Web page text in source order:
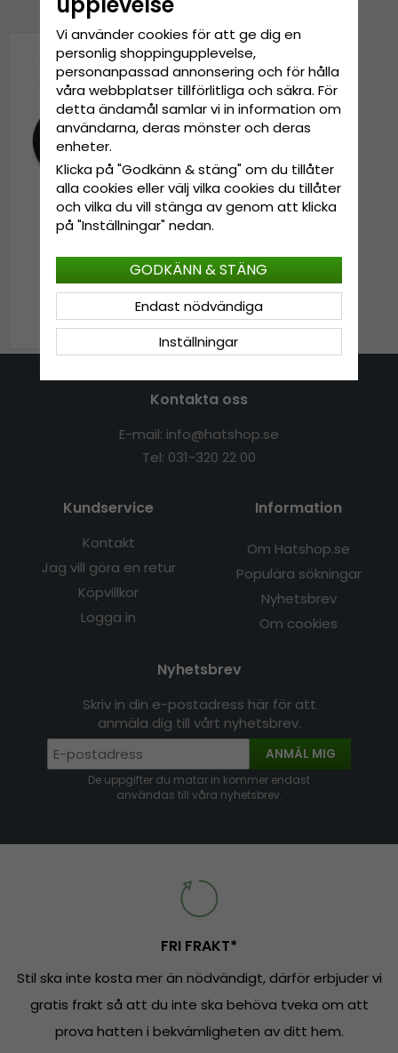
Hattar - Gårda Sassari
Wool Fedora (svart)
799 kr
Kontakta oss
E-mail: info@hatshop.se
Tel: 031-320 22 00
Kundservice
Kontakt
Jag vill göra en retur
Köpvillkor
Logga in
Information
Om Hatshop.se
Populära sökningar
Nyhetsbrev
Om cookies
Nyhetsbrev
Skriv in din e-postadress här för att
anmäla dig till vårt nyhetsbrev.
ANMÄL MIG
De uppgifter du matar in kommer endast
användas till våra nyhetsbrev.
FRI FRAKT*
Stil ska inte kosta mer än nödvändigt, därför erbjuder vi
gratis frakt så att du inte ska behöva tveka om att
prova hatten i bekvämligheten av ditt hem.
Vi använder cookies för att ge dig en
personlig shoppingupplevelse,
personanpassad annonsering och för hålla
våra webbplatser tillförlitliga och säkra. För
detta ändamål samlar vi in information om
användarna, deras mönster och deras
enheter.
Klicka på "Godkänn & stäng" om du tillåter
alla cookies eller välj vilka cookies du tillåter
och vilka du vill stänga av genom att klicka
på "Inställningar" nedan.
Inställningar
Endast nödvändiga
GODKÄNN & STÄNG